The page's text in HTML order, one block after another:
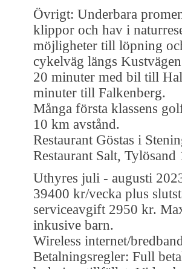
Övrigt: Underbara
klippor och hav i
möjligheter till löpning
cykelväg längs
20 minuter med bil till
minuter till Falkenberg.
Många första klassens
10 km avstånd.
Restaurant Göstas i
Restaurant Salt, Tylösand
Uthyres juli - augusti
39400 kr/vecka plus
serviceavgift 2950 kr.
inkusive barn.
Wireless internet/
Betalningsregler: Full